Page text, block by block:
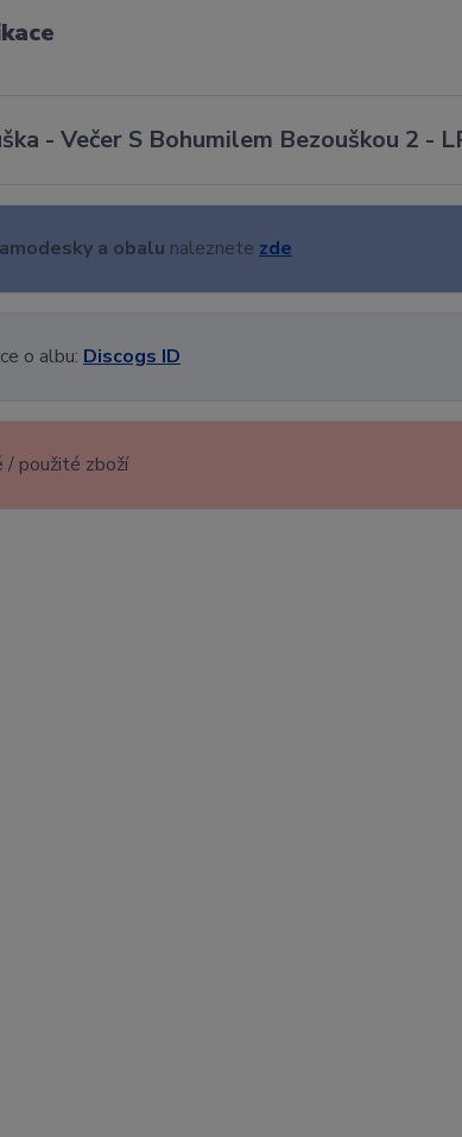
- Večer S Bohumilem Bezouškou 2 -
a obalu naleznete zde
o albu: Discogs ID
/ použité zboží